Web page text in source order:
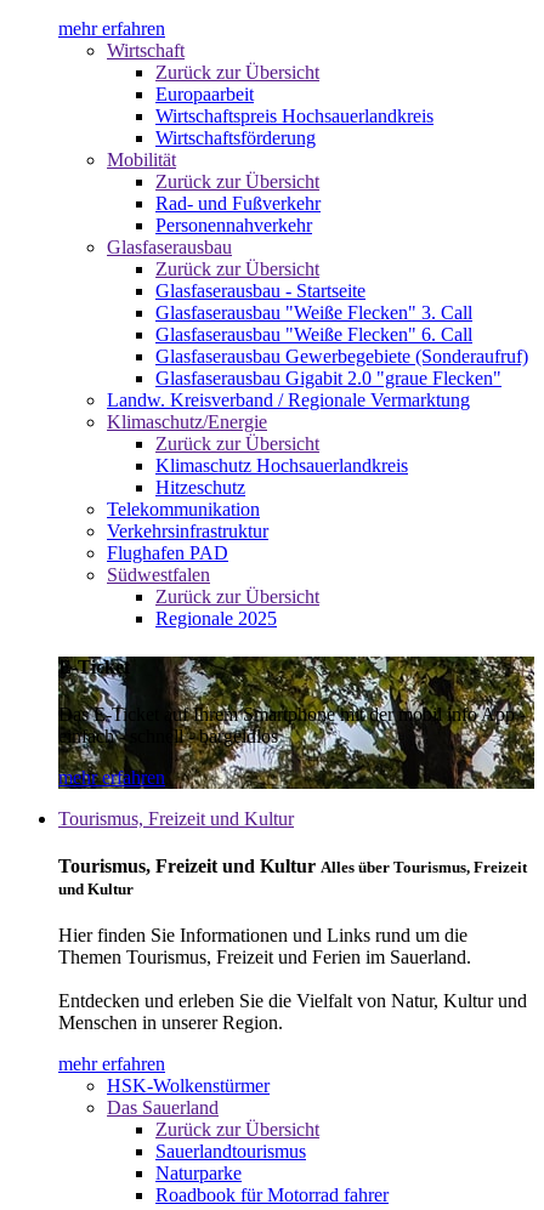
mehr erfahren
Wirtschaft
Zurück zur Übersicht
Europaarbeit
Wirtschaftspreis Hochsauerlandkreis
Wirtschaftsförderung
Mobilität
Zurück zur Übersicht
Rad- und Fußverkehr
Personennahverkehr
Glasfaserausbau
Zurück zur Übersicht
Glasfaserausbau - Startseite
Glasfaserausbau "Weiße Flecken" 3. Call
Glasfaserausbau "Weiße Flecken" 6. Call
Glasfaserausbau Gewerbegebiete (Sonderaufruf)
Glasfaserausbau Gigabit 2.0 "graue Flecken"
Landw. Kreisverband / Regionale Vermarktung
Klimaschutz/Energie
Zurück zur Übersicht
Klimaschutz Hochsauerlandkreis
Hitzeschutz
Telekommunikation
Verkehrsinfrastruktur
Flughafen PAD
Südwestfalen
Zurück zur Übersicht
Regionale 2025
E-Ticket
Das E-Ticket auf Ihrem Smartphone mit der mobil info App -
einfach - schnell - bargeldlos
mehr erfahren
Tourismus, Freizeit und Kultur
Tourismus, Freizeit und Kultur Alles über Tourismus, Freizeit
und Kultur
Hier finden Sie Informationen und Links rund um die
Themen Tourismus, Freizeit und Ferien im Sauerland.
Entdecken und erleben Sie die Vielfalt von Natur, Kultur und
Menschen in unserer Region.
mehr erfahren
HSK-Wolkenstürmer
Das Sauerland
Zurück zur Übersicht
Sauerlandtourismus
Naturparke
Roadbook für Motorrad fahrer